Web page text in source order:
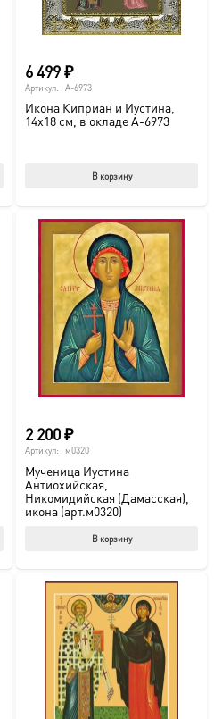
6 499₽
Артикул: A-6973
Икона Киприан и Иустина,
14х18 см, в окладе A-6973
В корзину
2 200₽
Артикул: м0320
Мученица Иустина
Антиохийская,
Никомидийская (Дамасская),
икона (арт.м0320)
В корзину